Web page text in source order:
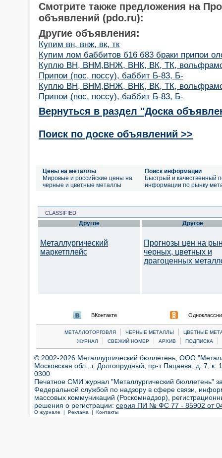
Смотрите также предложения на
объявлений (pdo.ru):
Другие объявления:
Купим вн, внж, вк, тк
Купим лом баббитов б16 б83 браки припои
Куплю ВН, ВНМ,ВНЖ, ВНК, ВК, ТК,
Припои (пос, поссу), баббит Б-83, Б-
Куплю ВН, ВНМ,ВНЖ, ВНК, ВК, ТК,
Припои (пос, поссу), баббит Б-83, Б-
Вернуться в раздел "Доска
Поиск по доске объявлений >>
Цены на металлы
Мировые и российские цены на
черные и цветные металлы
Поиск информации
Быстрый и качественный
информации по рынку
CLASSIFIED
Другое
Металлургический
маркетплейс
Другое
Прогнозы цен на
черных, цветных и
драгоценных
ВКонтакте
МЕТАЛЛОТОРГОВЛЯ | ЧЕРНЫЕ МЕТАЛЛЫ |
ЦВЕТНЫЕ
ЖУРНАЛ
| СВЕЖИЙ НОМЕР | АРХИВ | ПОДПИСКА |
© 2002-2026 Металлургический бюллетень, ООО
Московская обл., г. Долгопрудный, пр-т Пацаева, д. 7,
0300
Печатное СМИ журнал "Металлургический бюллетень"
Федеральной службой по надзору в сфере связи,
массовых коммуникаций (Роскомнадзор),
решения о регистрации: серия ПИ № ФС 77 - 85902 от 04
О журнале | Реклама | Контакты